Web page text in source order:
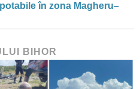
în zona Magheru–
BIHOR